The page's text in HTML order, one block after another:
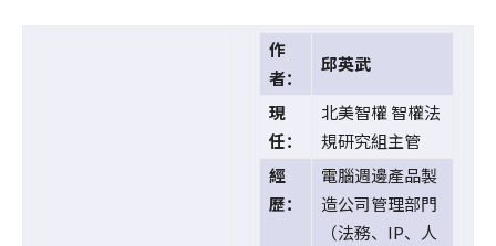
作
者：
邱英武
現
任：
北美智權 智權法
規研究組主管
經
歷：
電腦週邊產品製
造公司管理部門
（法務、IP、人